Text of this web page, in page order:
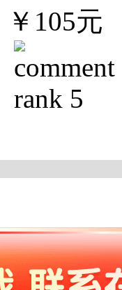
￥105元